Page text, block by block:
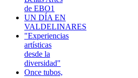
de EBO1
UN DÍA EN
VALDELINARES
"Experiencias
artísticas
desde la
diversidad"
Once tubos,